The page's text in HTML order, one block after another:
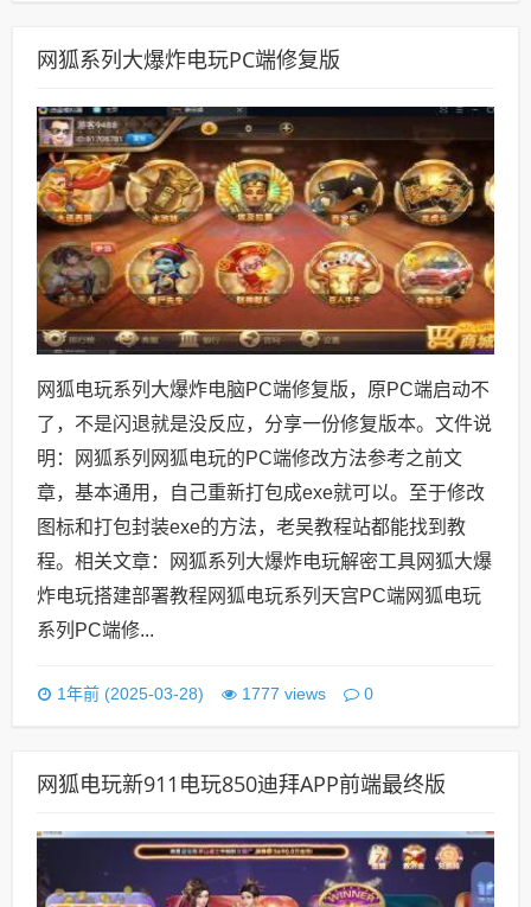
网狐系列大爆炸电玩PC端修复版
网狐电玩系列大爆炸电脑PC端修复版，原PC端启动不
了，不是闪退就是没反应，分享一份修复版本。文件说
明：网狐系列网狐电玩的PC端修改方法参考之前文
章，基本通用，自己重新打包成exe就可以。至于修改
图标和打包封装exe的方法，老吴教程站都能找到教
程。相关文章：网狐系列大爆炸电玩解密工具网狐大爆
炸电玩搭建部署教程网狐电玩系列天宫PC端网狐电玩
系列PC端修...
1年前 (2025-03-28) 1777 views 0
网狐电玩新911电玩850迪拜APP前端最终版